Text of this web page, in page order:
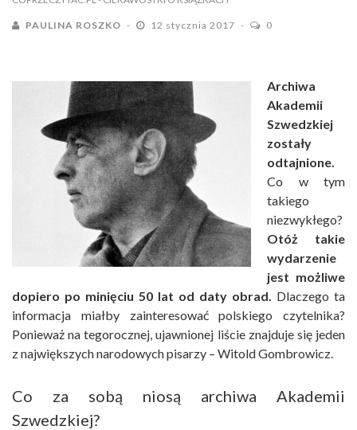
PAULINA ROSZKO 12 stycznia 2017 0
Archiwa
Akademii
Szwedzkiej
zostały
odtajnione.
Co w tym
takiego
niezwykłego?
Otóż takie
wydarzenie
jest możliwe
dopiero po minięciu 50 lat od daty obrad. Dlaczego ta
informacja miałby zainteresować polskiego czytelnika?
Ponieważ na tegorocznej, ujawnionej liście znajduje się jeden
z największych narodowych pisarzy – Witold Gombrowicz.
Co za sobą niosą archiwa Akademii
Szwedzkiej?